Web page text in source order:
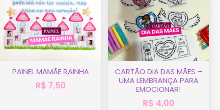
PAINEL MAMÃE RAINHA
R$ 7,50
CARTÃO DIA DAS MÃES –
UMA LEMBRANÇA PARA
EMOCIONAR!
R$ 4,00